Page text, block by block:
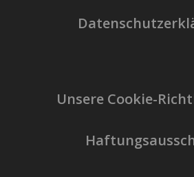
Unsere Cookie-